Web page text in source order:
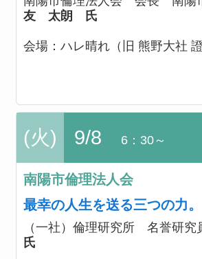
友 太朗 氏
会場： ハレ晴れ（旧 熊野大社 證
(火) 9/8 6：30～
南陽市倫理法人会
最幸の人生を送る三つの力。
（一社）倫理研究所 名誉研究
氏